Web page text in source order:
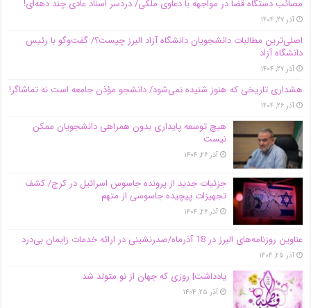
مصائب دستگاه قضا در مواجهه با دعاوی ملکی/ دردسر اسناد عادی چند‌ دهه‌ای!
آذر ۲۷, ۱۴۰۴
اصلی‌ترین مطالبات دانشجویان دانشگاه آزاد البرز چیست؟/ گفت‌وگو با رئیس
دانشگاه آز‌اد
آذر ۲۷, ۱۴۰۴
هشداری تاریخی که هنوز شنیده نمی‌شود/ دانشجو مؤذن جامعه است نه تماشاگر!
آذر ۲۶, ۱۴۰۴
هیچ توسعه پایداری بدون همراهی دانشجویان ممکن
نیست
آذر ۲۶, ۱۴۰۴
جزئیات جدید از پرونده جاسوس اسرائیل در کرج/‌ کشف
تجهیزات پیچیده جاسوسی از متهم
آذر ۲۶, ۱۴۰۴
عناوین روزنامه‌های البرز در ‌18 آذرماه/صدرنشینی در ارائه خدمات زایمان بی‌درد
آذر ۲۵, ۱۴۰۴
یادداشت| روزی که جهان از نو متولد شد
آذر ۲۵, ۱۴۰۴